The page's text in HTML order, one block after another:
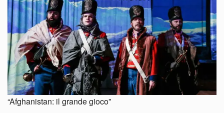
“Afghanistan: il grande gioco”